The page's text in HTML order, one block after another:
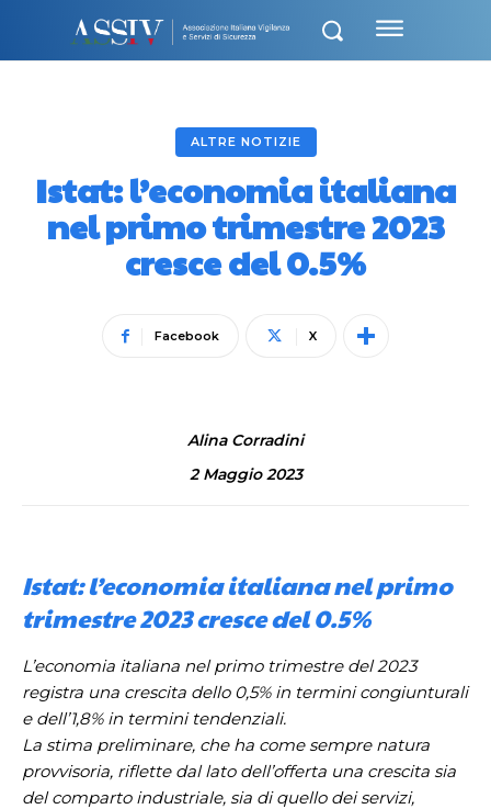
ALTRE NOTIZIE
Istat: l’economia italiana
nel primo trimestre 2023
cresce del 0.5%
Facebook X
Alina Corradini
2 Maggio 2023
Istat: l’economia italiana nel primo
trimestre 2023 cresce del 0.5%
L’economia italiana nel primo trimestre del 2023
registra una crescita dello 0,5% in termini congiunturali
e dell’1,8% in termini tendenziali.
La stima preliminare, che ha come sempre natura
provvisoria, riflette dal lato dell’offerta una crescita sia
del comparto industriale, sia di quello dei servizi,